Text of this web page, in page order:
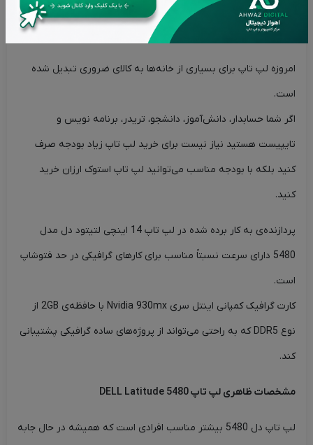
معلمان، دانشجویان و دانش آموزان می‌توانند از این لپ تاپ برای
آموزش خود استفاده کنند.
امروزه لپ تاپ برای بسیاری از خانه‌ها به کالای ضروری تبدیل شده
است.
اگر شما حسابدار، دانش‌آموز، دانشجو، تریدر، برنامه نویس و
تایپیست هستید نیاز نیست برای خرید لپ تاپ زیاد بودجه صرف
کنید بلکه با بودجه‌ مناسب می‌توانید لپ تاپ استوک ارزان خرید
کنید.
پردازنده‌ی به کار برده شده در لپ تاپ 14 اینچی لتیتود دل مدل
5480 دارای سرعت نسبتاً مناسب برای کارهای گرافیکی در حد فتوشاپ
است.
کارت گرافیک کمپانی اینتل سری Nvidia 930mx با حافظه‌ی 2GB از
نوع DDR5 که به راحتی می‌تواند از پروژه‌های ساده گرافیکی پشتیبانی
‌کند.
مشخصات ظاهری لپ تاپ DELL Latitude 5480
لپ تاپ دل 5480 بیشتر مناسب افرادی است که همیشه در حال جابه